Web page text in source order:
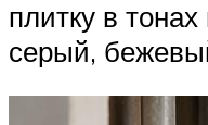
плитку в
серый,